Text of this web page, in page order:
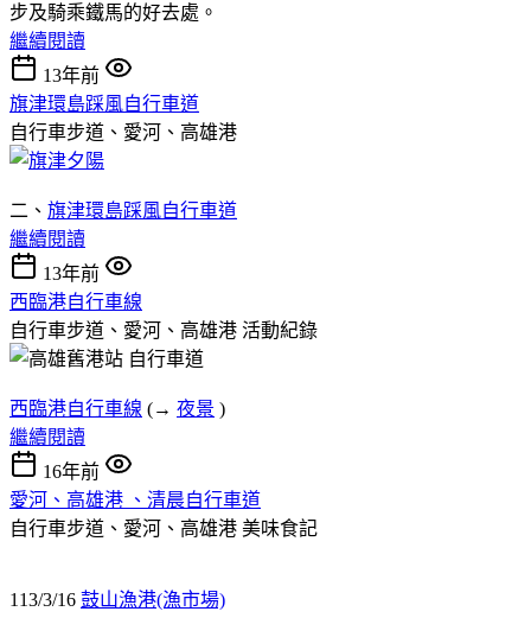
步及騎乘鐵馬的好去處。
繼續閱讀
13年前
旗津環島踩風自行車道
自行車步道、愛河、高雄港
二、 旗津環島踩風自行車道
繼續閱讀
13年前
西臨港自行車線
自行車步道、愛河、高雄港 活動紀錄
西臨港自行車線 (→ 夜景 )
繼續閱讀
16年前
愛河、高雄港 、清晨自行車道
自行車步道、愛河、高雄港 美味食記
113/3/16 鼓山漁港(漁市場)